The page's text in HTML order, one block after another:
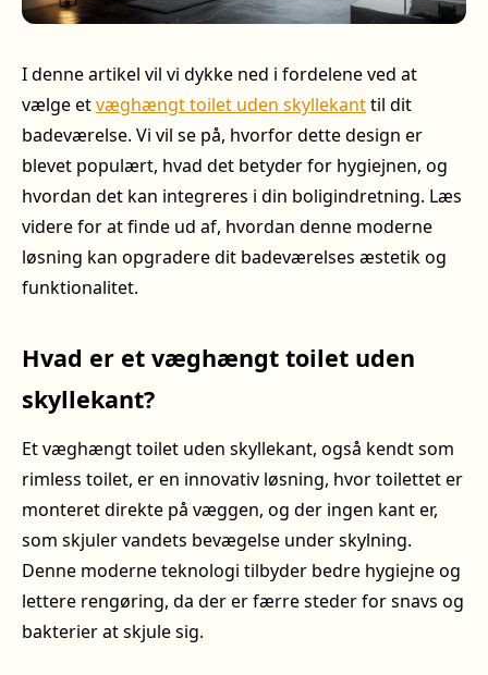
I denne artikel vil vi dykke ned i fordelene ved at
vælge etvæghængt toilet uden skyllekanttil dit
badeværelse. Vi vil se på, hvorfor dette design er
blevet populært, hvad det betyder for hygiejnen, og
hvordan det kan integreres i din boligindretning. Læs
videre for at finde ud af, hvordan denne moderne
løsning kan opgradere dit badeværelses æstetik og
funktionalitet.
Hvad er et væghængt toilet uden
skyllekant?
Et væghængt toilet uden skyllekant, også kendt som
rimless toilet, er en innovativ løsning, hvor toilettet er
monteret direkte på væggen, og der ingen kant er,
som skjuler vandets bevægelse under skylning.
Denne moderne teknologi tilbyder bedre hygiejne og
lettere rengøring, da der er færre steder for snavs og
bakterier at skjule sig.